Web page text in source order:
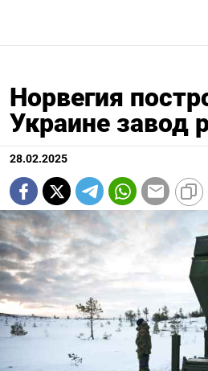
Норвегия
Украине завод
28.02.2025